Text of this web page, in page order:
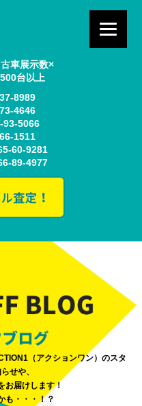
車展示数×
台以上
8989
4646
93-5066
1511
60-9281
89-4977
（アクションワン）のスタ
せや、
お届けします！
も・・・！？